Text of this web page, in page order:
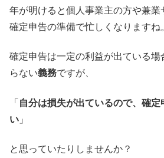
年が明けると個人事業主の方や兼業
確定申告の準備で忙しくなりますね
確定申告は一定の利益が出ている場
らない義務ですが、
「 自分は損失が出ているので、確
い 」
と思っていたりしませんか？